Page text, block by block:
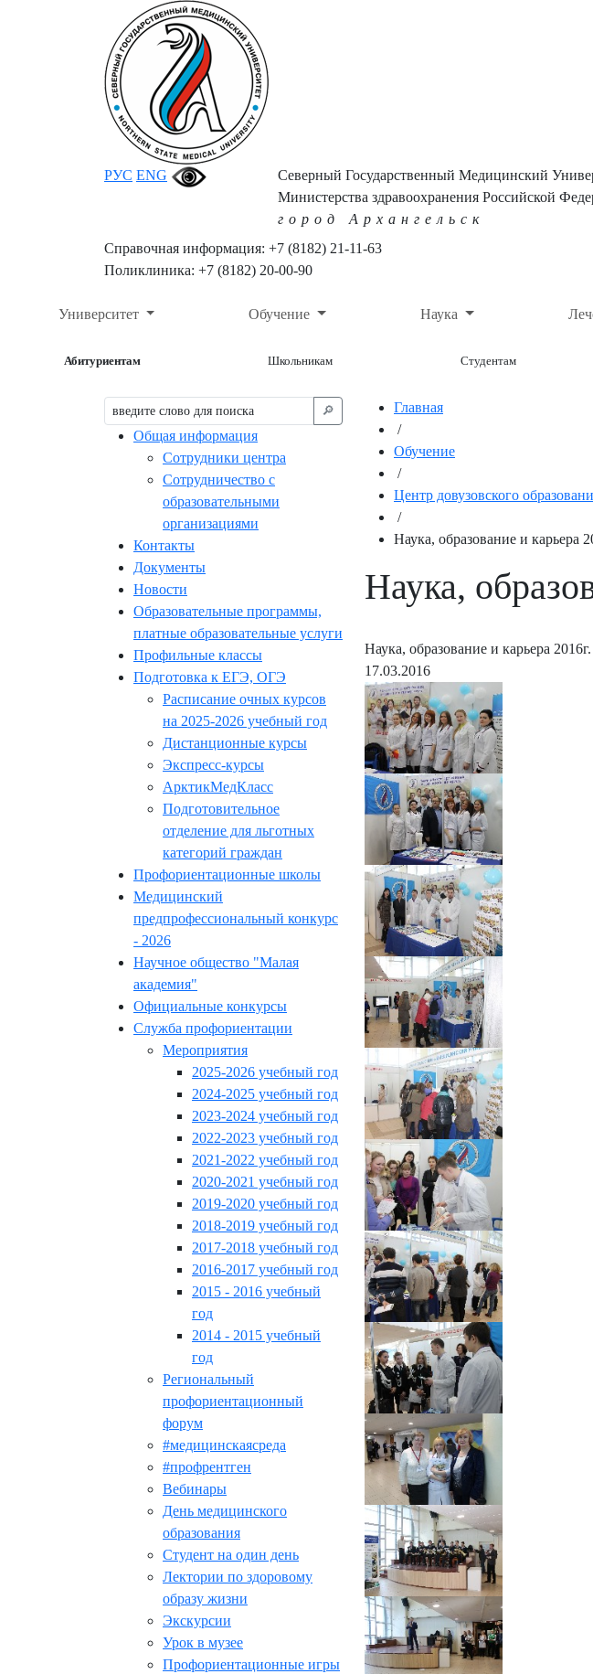
РУС ENG
Северный Государственный Медицинский
Министерства здравоохранения Российской
город Архангельск
Справочная информация: +7 (8182) 21-11-63
Поликлиника: +7 (8182) 20-00-90
Университет Обучение Наука
Абитуриентам Школьникам Студентам
🔎︎
Общая информация
Сотрудники центра
Сотрудничество с
образовательными
организациями
Контакты
Документы
Новости
Образовательные программы,
платные образовательные услуги
Профильные классы
Подготовка к ЕГЭ, ОГЭ
Расписание очных курсов
на 2025-2026 учебный год
Дистанционные курсы
Экспресс-курсы
АрктикМедКласс
Подготовительное
отделение для льготных
категорий граждан
Профориентационные школы
Медицинский
предпрофессиональный конкурс
- 2026
Научное общество "Малая
академия"
Официальные конкурсы
Служба профориентации
Мероприятия
2025-2026 учебный год
2024-2025 учебный год
2023-2024 учебный год
2022-2023 учебный год
2021-2022 учебный год
2020-2021 учебный год
2019-2020 учебный год
2018-2019 учебный год
2017-2018 учебный год
2016-2017 учебный год
2015 - 2016 учебный
год
2014 - 2015 учебный
год
Региональный
профориентационный
форум
#медицинскаясреда
#профрентген
Вебинары
День медицинского
образования
Студент на один день
Лектории по здоровому
образу жизни
Экскурсии
Урок в музее
Профориентационные игры
Главная
/
Обучение
/
Центр довузовского
/
Наука, образование и карьера
Наука,
Наука, образование и карьера 2016г.
17.03.2016